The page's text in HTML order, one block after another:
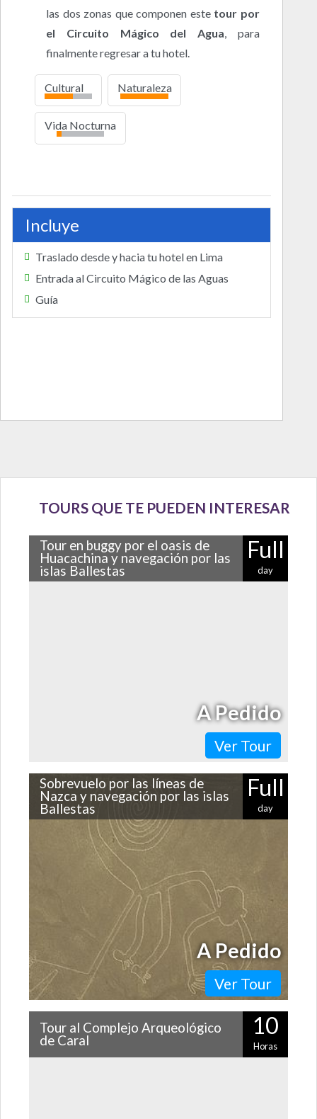
las dos zonas que componen este tour por
el
Circuito Mágico del Agua, para
finalmente regresar a tu hotel.
Cultural
Naturaleza
alto
Vida Nocturna
bajo
Incluye
Traslado desde y hacia tu hotel en Lima
Entrada al Circuito Mágico de las Aguas
Guía
TOURS QUE TE PUEDEN INTERESAR
Tour en buggy por el oasis de
Huacachina y navegación por las
islas Ballestas
Full
day
Ver Tour
A Pedido
Sobrevuelo por las líneas de
Nazca y navegación por las islas
Ballestas
Full
day
Cerca de 800 figuras realizadas hace miles de años aún
se mantienen intactas en el desierto. ¿Te atreves a
volar sobre las famosas…
Ver Tour
A Pedido
Tour al Complejo Arqueológico
de Caral
10
Horas